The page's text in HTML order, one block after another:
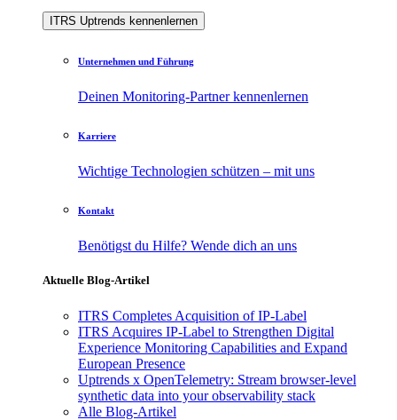
ITRS Uptrends kennenlernen
Unternehmen und Führung
Deinen Monitoring-Partner kennenlernen
Karriere
Wichtige Technologien schützen – mit uns
Kontakt
Benötigst du Hilfe? Wende dich an uns
Aktuelle Blog-Artikel
ITRS Completes Acquisition of IP-Label
ITRS Acquires IP-Label to Strengthen Digital
Experience Monitoring Capabilities and Expand
European Presence
Uptrends x OpenTelemetry: Stream browser-level
synthetic data into your observability stack
Alle Blog-Artikel